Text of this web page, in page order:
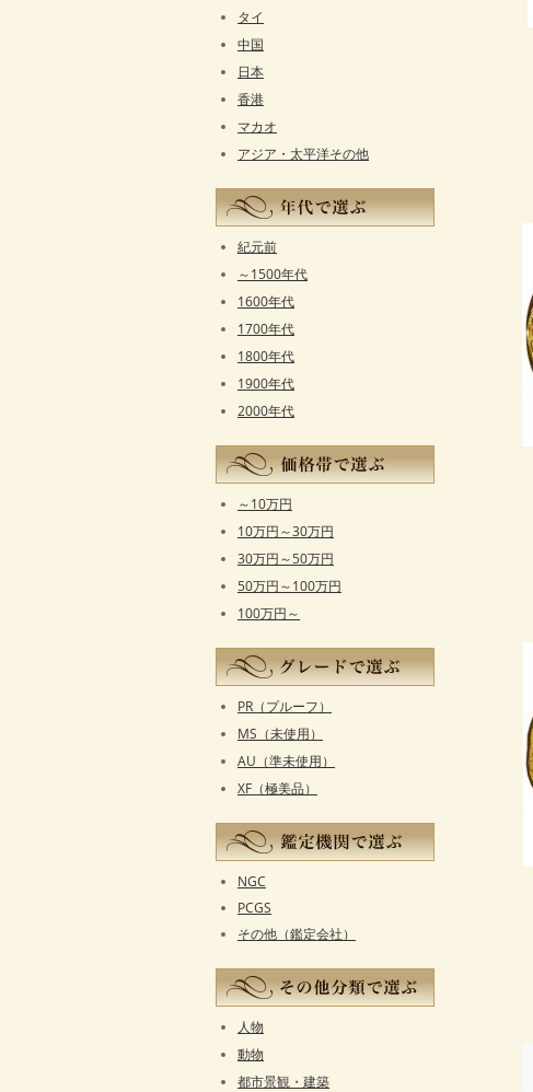
タイ
中国
日本
香港
マカオ
アジア・太平洋その他
紀元前
～1500年代
1600年代
1700年代
1800年代
1900年代
2000年代
～10万円
10万円～30万円
30万円～50万円
50万円～100万円
100万円～
PR（プルーフ）
MS（未使用）
AU（準未使用）
XF（極美品）
NGC
PCGS
その他（鑑定会社）
人物
動物
都市景観・建築